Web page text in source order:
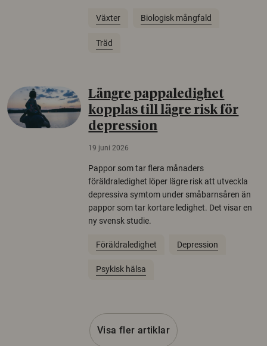
Växter Biologisk mångfald
Träd
Längre pappaledighet
kopplas till lägre risk för
depression
19 juni 2026
Pappor som tar flera månaders
föräldraledighet löper lägre risk att utveckla
depressiva symtom under småbarnsåren än
pappor som tar kortare ledighet. Det visar en
ny svensk studie.
Föräldraledighet Depression
Psykisk hälsa
Visa fler artiklar